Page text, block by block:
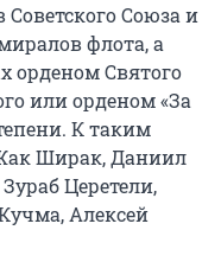
Союза и
флота, а
орденом Святого
или орденом «За
К таким
Ширак, Даниил
Церетели,
Алексей